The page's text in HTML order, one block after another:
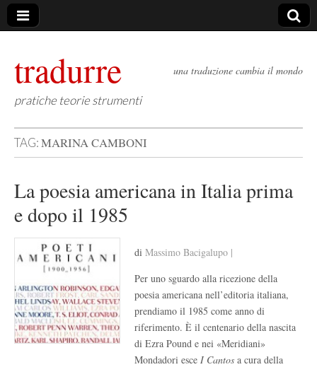
tradurre
pratiche teorie strumenti
una traduzione cambia il mondo
TAG:MARINA CAMBONI
La poesia americana in Italia prima
e dopo il 1985
di Massimo Bacigalupo |
Per uno sguardo alla ricezione della
poesia americana nell’editoria italiana,
prendiamo il 1985 come anno di
riferimento. È il centenario della nascita
di Ezra Pound e nei «Meridiani»
Mondadori esce I Cantos a cura della